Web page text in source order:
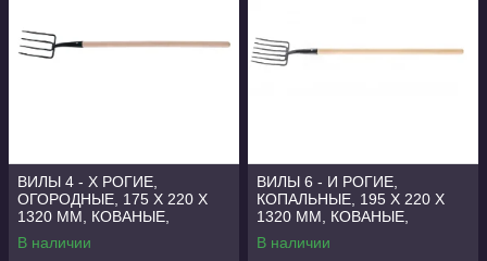
ВИЛЫ 4 - Х РОГИЕ,
ОГОРОДНЫЕ, 175 Х 220 Х
1320 ММ, КОВАНЫЕ,
ДЕРЕВЯННЫЙ ЧЕРЕНОК,
АРТИ, РОССИЯ
В наличии
ВИЛЫ 6 - И РОГИЕ,
КОПАЛЬНЫЕ, 195 Х 220 Х
1320 ММ, КОВАНЫЕ,
ДЕРЕВЯННЫЙ ЧЕРЕНОК,
АРТИ, РОССИЯ
В наличии